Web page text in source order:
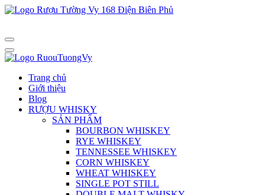
Trang chủ
Giới thiệu
Blog
RƯỢU WHISKY
SẢN PHẨM
BOURBON WHISKEY
RYE WHISKEY
TENNESSEE WHISKEY
CORN WHISKEY
WHEAT WHISKEY
SINGLE POT STILL